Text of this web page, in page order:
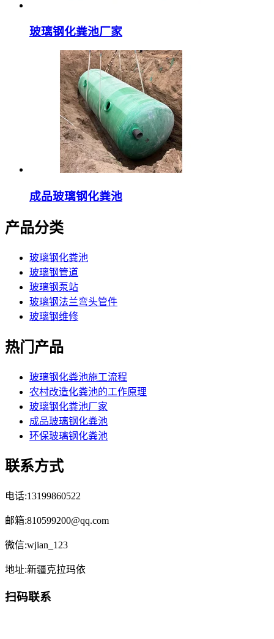
玻璃钢化粪池厂家
成品玻璃钢化粪池
产品分类
玻璃钢化粪池
玻璃钢管道
玻璃钢泵站
玻璃钢法兰弯头管件
玻璃钢维修
热门产品
玻璃钢化粪池施工流程
农村改造化粪池的工作原理
玻璃钢化粪池厂家
成品玻璃钢化粪池
环保玻璃钢化粪池
联系方式
电话:13199860522
邮箱:810599200@qq.com
微信:wjian_123
地址:新疆克拉玛依
扫码联系